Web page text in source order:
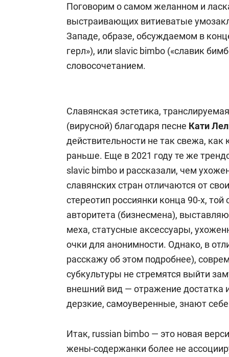
Поговорим о самом желанном и
выстраивающих витиеватые
Западе, образе, обсуждаемом в
герл»), или slavic bimbo («славик
словосочетанием.
Славянская эстетика,
(вирусной) благодаря песне Кати
действительности не так свежа,
раньше. Еще в 2021 году те же
slavic bimbo и рассказали, чем
славянских стран отличаются от
стереотип россиянки конца 90-х,
авторитета (бизнесмена),
меха, статусные аксессуары,
очки для анонимности. Однако, в
расскажу об этом подробнее),
субкультуры не стремятся выйти
внешний вид — отражение достатка
дерзкие, самоуверенные, знают
Итак, russian bimbo — это новая
жены-содержанки более не